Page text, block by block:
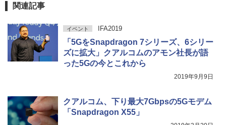
関連記事
イベント IFA2019
「5GをSnapdragon 7シリーズ、6シリー
ズに拡大」クアルコムのアモン社長が語
った5Gの今とこれから
2019年9月9日
クアルコム、下り最大7Gbpsの5Gモデム
「Snapdragon X55」